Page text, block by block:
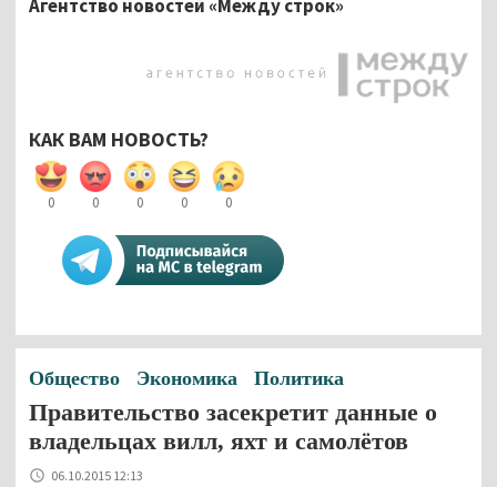
Агентство новостей «Между строк»
КАК ВАМ НОВОСТЬ?
0 0 0 0 0
Общество Экономика Политика
Правительство засекретит данные о
владельцах вилл, яхт и самолётов
06.10.2015 12:13